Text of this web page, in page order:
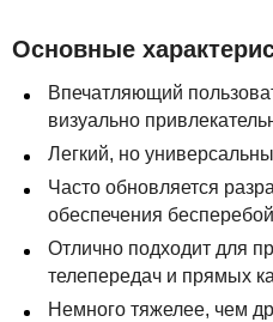
Основные
Впечатляющий
визуально
Легкий, но
Часто обновляется
обеспечения
Отлично подходит для
телепередач и прямых
Немного тяжелее, чем